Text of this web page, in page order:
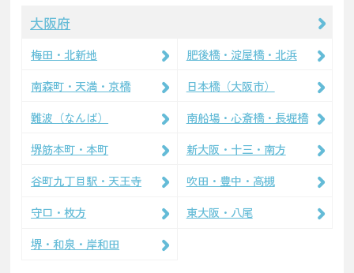
大阪府
梅田・北新地
肥後橋・淀屋橋・北浜
南森町・天満・京橋
日本橋（大阪市）
難波（なんば）
南船場・心斎橋・長堀橋
堺筋本町・本町
新大阪・十三・南方
谷町九丁目駅・天王寺
吹田・豊中・高槻
守口・枚方
東大阪・八尾
堺・和泉・岸和田